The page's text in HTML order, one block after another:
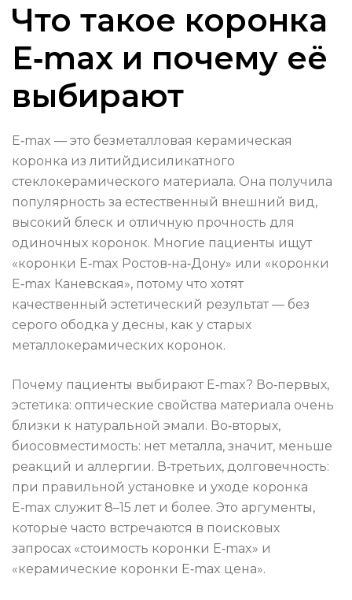
Что такое коронка
E‑max и почему её
выбирают
E‑max — это безметалловая керамическая
коронка из литийдисиликатного
стеклокерамического материала. Она получила
популярность за естественный внешний вид,
высокий блеск и отличную прочность для
одиночных коронок. Многие пациенты ищут
«коронки E‑max Ростов‑на‑Дону» или «коронки
E‑max Каневская», потому что хотят
качественный эстетический результат — без
серого ободка у десны, как у старых
металлокерамических коронок.
Почему пациенты выбирают E‑max? Во‑первых,
эстетика: оптические свойства материала очень
близки к натуральной эмали. Во‑вторых,
биосовместимость: нет металла, значит, меньше
реакций и аллергии. В‑третьих, долговечность:
при правильной установке и уходе коронка
E‑max служит 8–15 лет и более. Это аргументы,
которые часто встречаются в поисковых
запросах «стоимость коронки E‑max» и
«керамические коронки E‑max цена».